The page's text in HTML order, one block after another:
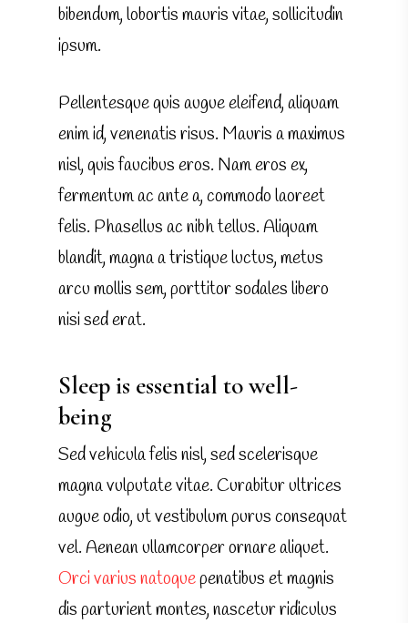
bibendum, lobortis mauris vitae, sollicitudin
ipsum.
Pellentesque quis augue eleifend, aliquam
enim id, venenatis risus. Mauris a maximus
nisl, quis faucibus eros. Nam eros ex,
fermentum ac ante a, commodo laoreet
felis. Phasellus ac nibh tellus. Aliquam
blandit, magna a tristique luctus, metus
arcu mollis sem, porttitor sodales libero
nisi sed erat.
Sleep is essential to well-
being
Sed vehicula felis nisl, sed scelerisque
magna vulputate vitae. Curabitur ultrices
augue odio, ut vestibulum purus consequat
vel. Aenean ullamcorper ornare aliquet.
Orci varius natoquepenatibus et magnis
dis parturient montes, nascetur ridiculus